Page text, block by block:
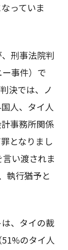
っていま
刑事法院判
事件）で
決では、ノ
人、タイ人
事務所関係
となりまし
い渡されま
執行猶予と
、タイの裁
のタイ人